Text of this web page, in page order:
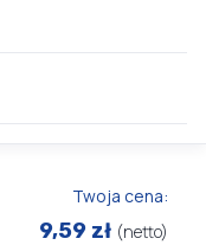
Twoja cena:
9,59 zł (netto)